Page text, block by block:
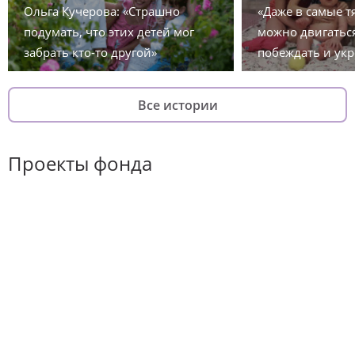
Ольга Кучерова: «Страшно
подумать, что этих детей мог
забрать кто-то другой»
«Даже в самые
можно
побеждать и
Все истории
Проекты фонда